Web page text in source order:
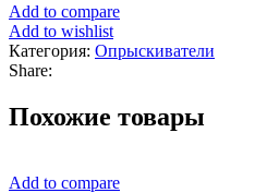
Add to compare
Add to wishlist
Категория: Опрыскиватели
Share:
Похожие товары
Add to compare